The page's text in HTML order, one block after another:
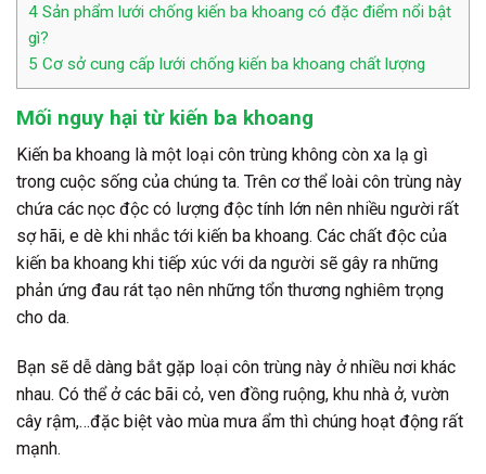
4 Sản phẩm lưới chống kiến ba khoang có đặc điểm nổi bật
gì?
5 Cơ sở cung cấp lưới chống kiến ba khoang chất lượng
Mối nguy hại từ kiến ba khoang
Kiến ba khoang là một loại côn trùng không còn xa lạ gì
trong cuộc sống của chúng ta. Trên cơ thể loài côn trùng này
chứa các nọc độc có lượng độc tính lớn nên nhiều người rất
sợ hãi, e dè khi nhắc tới kiến ba khoang. Các chất độc của
kiến ba khoang khi tiếp xúc với da người sẽ gây ra những
phản ứng đau rát tạo nên những tổn thương nghiêm trọng
cho da.
Bạn sẽ dễ dàng bắt gặp loại côn trùng này ở nhiều nơi khác
nhau. Có thể ở các bãi cỏ, ven đồng ruộng, khu nhà ở, vườn
cây rậm,…đặc biệt vào mùa mưa ẩm thì chúng hoạt động rất
mạnh.